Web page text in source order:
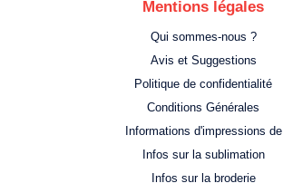
Mentions légales
Qui sommes-nous ?
Avis et Suggestions
Politique de confidentialité
Conditions Générales
Informations d'impressions de
Infos sur la sublimation
Infos sur la broderie